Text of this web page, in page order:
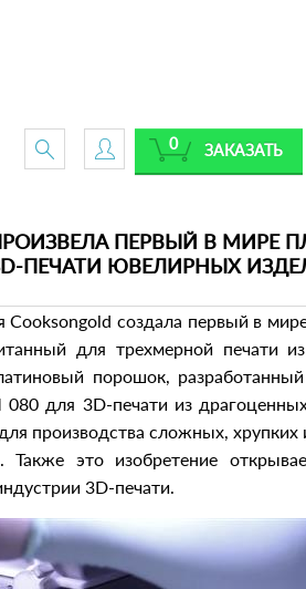
ЗАКАЗАТЬ
0
ПРОИЗВЕЛА ПЕРВЫЙ В МИРЕ
ПЕЧАТИ ЮВЕЛИРНЫХ
Cooksongold создала первый в
для трехмерной печати
порошок,
080 для 3D-печати из
производства сложных,
Также это изобретение
3D-печати.